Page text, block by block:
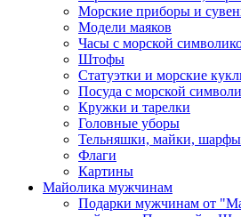
Морские приборы и
Модели маяков
Часы с морской
Штофы
Статуэтки и морские
Посуда с морской
Кружки и тарелки
Головные уборы
Тельняшки, майки, шарфы
Флаги
Картины
Майолика мужчинам
Подарки мужчинам от